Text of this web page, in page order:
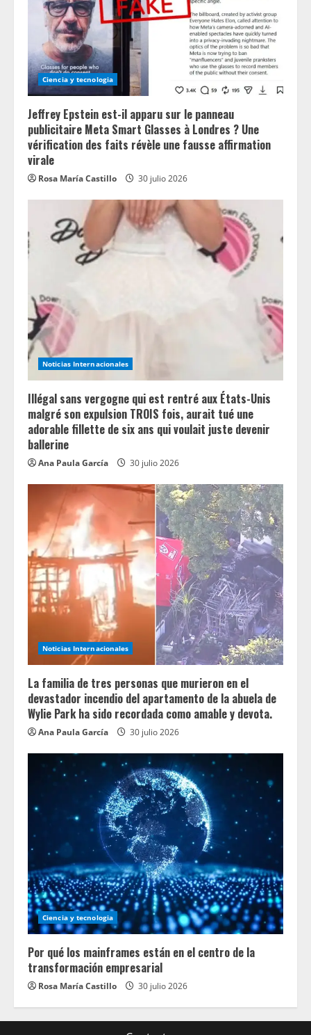
Ciencia y tecnologia
Jeffrey Epstein est-il apparu sur le panneau
publicitaire Meta Smart Glasses à Londres ? Une
vérification des faits révèle une fausse affirmation
virale
Rosa María Castillo 30 julio 2026
Noticias Internacionales
Illégal sans vergogne qui est rentré aux États-Unis
malgré son expulsion TROIS fois, aurait tué une
adorable fillette de six ans qui voulait juste devenir
ballerine
Ana Paula García 30 julio 2026
Noticias Internacionales
La familia de tres personas que murieron en el
devastador incendio del apartamento de la abuela de
Wylie Park ha sido recordada como amable y devota.
Ana Paula García 30 julio 2026
Ciencia y tecnologia
Por qué los mainframes están en el centro de la
transformación empresarial
Rosa María Castillo 30 julio 2026